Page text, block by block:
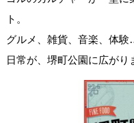
ト。
グルメ、雑貨、音楽、体
日常が、堺町公園に広がり